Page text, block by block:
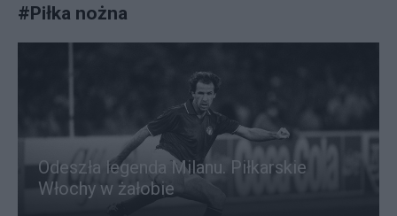
#Piłka nożna
Odeszła legenda Milanu. Piłkarskie
Włochy w żałobie